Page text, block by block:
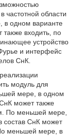
частотной области
в одном варианте
входить, по
устройство
и интерфейс
СнК.
модуль для
мере, в одном
может также
По меньшей мере,
состав СнК может
меньшей мере, в